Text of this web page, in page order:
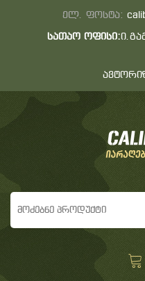
ელ. ფოსტა:
სათაო ოფისი: